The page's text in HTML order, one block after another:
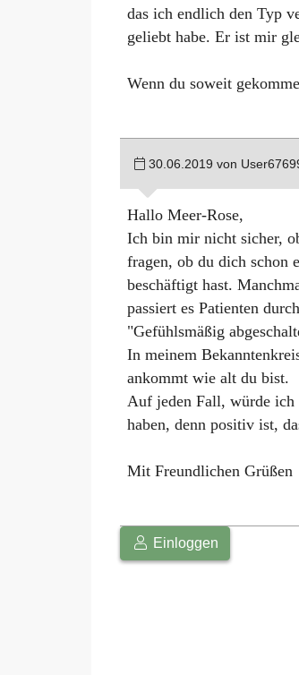
das ich endlich den Typ
geliebt habe. Er ist mir
Wenn du soweit
30.06.2019 von
Hallo Meer-Rose,
Ich bin mir nicht sicher,
fragen, ob du dich schon
beschäftigt hast.
passiert es Patienten
"Gefühlsmäßig
In meinem
ankommt wie alt du bist.
Auf jeden Fall, würde ich
haben, denn positiv ist,
Mit Freundlichen Grüßen
Einloggen